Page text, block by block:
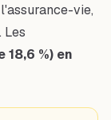
vie,
Les
18,6 %) en